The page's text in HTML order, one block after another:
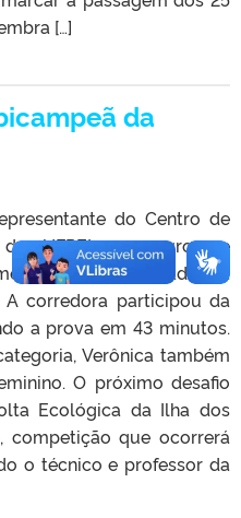
[…]
da
do Centro de
UFPEL, consagrou-se
Pelotas, realizada na
A corredora participou da
a prova em 43 minutos.
Verônica também
O próximo desafio
Ecológica da Ilha dos
competição que ocorrerá
o técnico e professor da